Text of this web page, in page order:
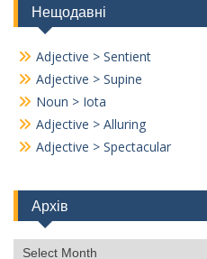
Нещодавні
Adjective > Sentient
Adjective > Supine
Noun > Iota
Adjective > Alluring
Adjective > Spectacular
Архів
Архів